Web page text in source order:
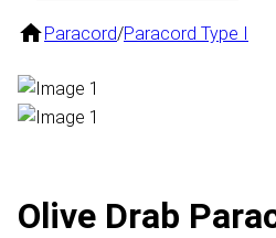
Paracord/Paracord Type I
Olive Drab